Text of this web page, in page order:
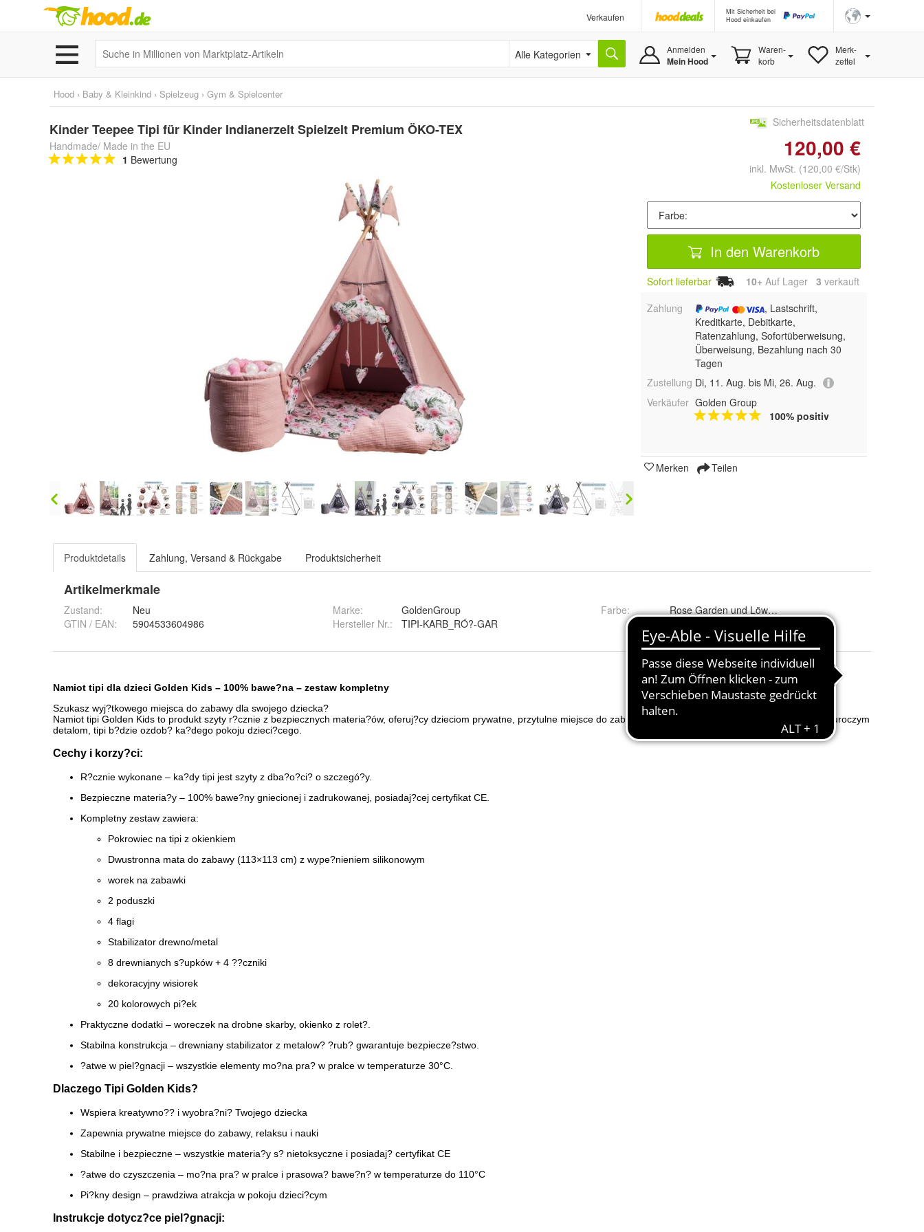
Verkaufen
Mit Sicherheit bei
Hood einkaufen
Alle Kategorien Anmelden
Mein Hood
Waren-
korb
Merk-
zettel
Hood › Baby & Kleinkind › Spielzeug › Gym & Spielcenter
Kinder Teepee Tipi für Kinder Indianerzelt Spielzelt Premium ÖKO-TEX
Handmade/ Made in the EU
1 Bewertung
Sicherheitsdatenblatt
120,00 €
inkl. MwSt. (120,00 €/Stk)
Kostenloser Versand
In den Warenkorb
Sofort lieferbar 10+ Auf Lager 3 verkauft
Zahlung
, Lastschrift,
Kreditkarte, Debitkarte,
Ratenzahlung, Sofortüberweisung,
Überweisung, Bezahlung nach 30
Tagen
Zustellung Di, 11. Aug. bis Mi, 26. Aug.
Verkäufer Golden Group
100% positiv
Merken Teilen
Produktdetails Zahlung, Versand & Rückgabe Produktsicherheit
Artikelmerkmale
Zustand:
Neu
GTIN / EAN:
5904533604986
Marke:
GoldenGroup
Hersteller Nr.:
TIPI-KARB_RÓ?-GAR
Farbe: Rose Garden und Löwenzahn